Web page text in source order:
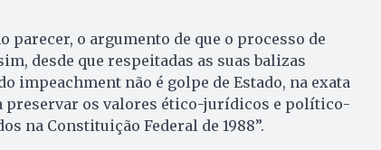
parecer, o argumento de que o processo de
desde que respeitadas as suas balizas
impeachment não é golpe de Estado, na exata
preservar os valores ético-jurídicos e político-
na Constituição Federal de 1988”.